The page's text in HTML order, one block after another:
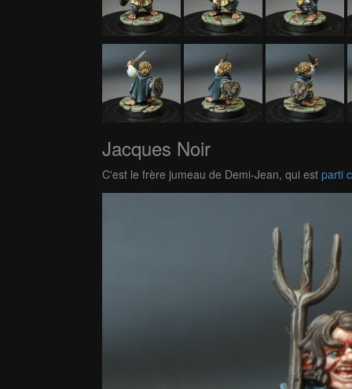
Jacques Noir
C'est le frère jumeau de Demi-Jean, qui est parti